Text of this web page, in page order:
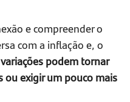
e compreender o
com a inflação e, o
podem tornar
ou exigir um pouco mais